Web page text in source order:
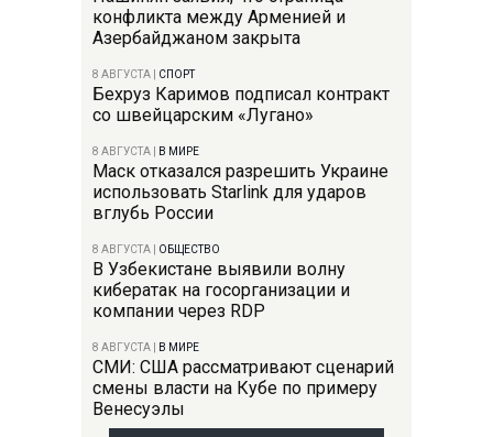
конфликта между Арменией и
Азербайджаном закрыта
8 АВГУСТА СПОРТ
Бехруз Каримов подписал контракт
со швейцарским «Лугано»
8 АВГУСТА В МИРЕ
Маск отказался разрешить Украине
использовать Starlink для ударов
вглубь России
8 АВГУСТА ОБЩЕСТВО
В Узбекистане выявили волну
кибератак на госорганизации и
компании через RDP
8 АВГУСТА В МИРЕ
СМИ: США рассматривают сценарий
смены власти на Кубе по примеру
Венесуэлы